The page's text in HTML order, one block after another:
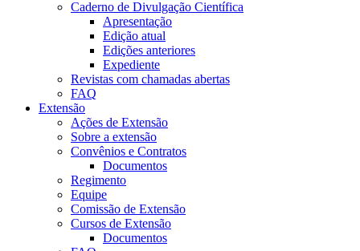
Caderno de Divulgação Científica
Apresentação
Edição atual
Edições anteriores
Expediente
Revistas com chamadas abertas
FAQ
Extensão
Ações de Extensão
Sobre a extensão
Convênios e Contratos
Documentos
Regimento
Equipe
Comissão de Extensão
Cursos de Extensão
Documentos